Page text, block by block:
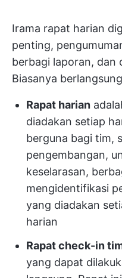
Irama rapat harian
penting,
berbagi laporan, dan
Biasanya
Rapat harian
diadakan setiap
berguna bagi tim,
pengembangan,
keselarasan,
mengidentifikasi
yang diadakan
harian
Rapat check-in
yang dapat